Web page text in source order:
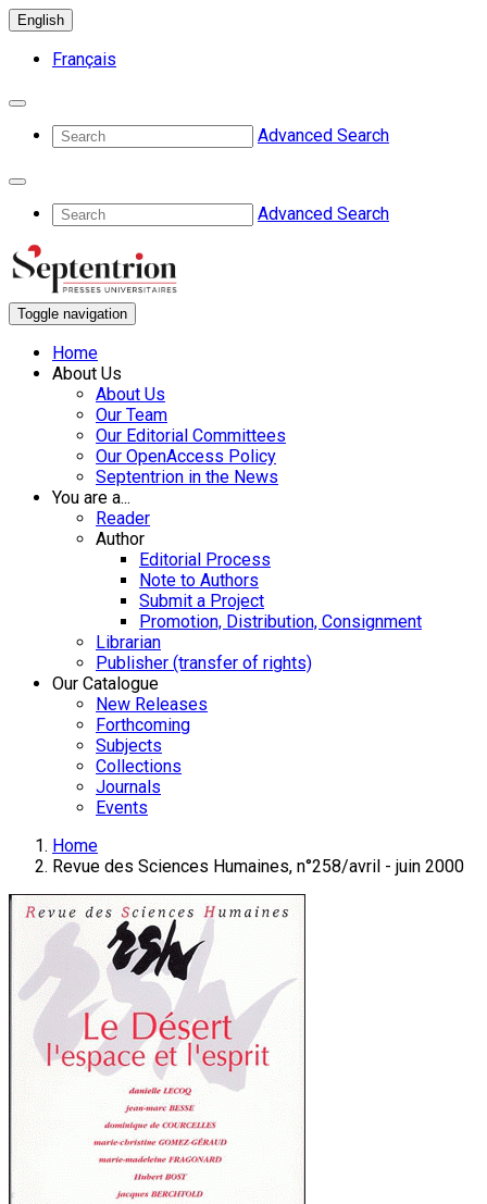
English
Français
Advanced Search
Advanced Search
Toggle navigation
Home
About Us
About Us
Our Team
Our Editorial Committees
Our OpenAccess Policy
Septentrion in the News
You are a...
Reader
Author
Editorial Process
Note to Authors
Submit a Project
Promotion, Distribution, Consignment
Librarian
Publisher (transfer of rights)
Our Catalogue
New Releases
Forthcoming
Subjects
Collections
Journals
Events
Home
Revue des Sciences Humaines, n°258/avril - juin 2000